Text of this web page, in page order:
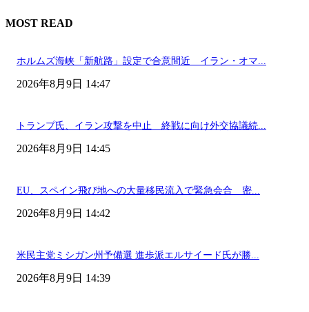
MOST READ
ホルムズ海峡「新航路」設定で合意間近 イラン・オマ...
2026年8月9日 14:47
トランプ氏、イラン攻撃を中止 終戦に向け外交協議続...
2026年8月9日 14:45
EU、スペイン飛び地への大量移民流入で緊急会合 密...
2026年8月9日 14:42
米民主党ミシガン州予備選 進歩派エルサイード氏が勝...
2026年8月9日 14:39